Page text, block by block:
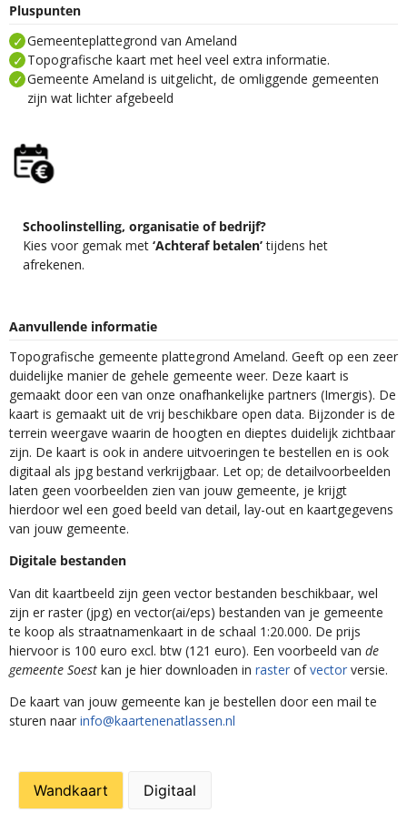
Pluspunten
Gemeenteplattegrond van Ameland
Topografische kaart met heel veel extra informatie.
Gemeente Ameland is uitgelicht, de omliggende gemeenten
zijn wat lichter afgebeeld
Schoolinstelling, organisatie of bedrijf?
Kies voor gemak met ‘Achteraf betalen’tijdens het
afrekenen.
Aanvullende informatie
Topografische gemeente plattegrond Ameland. Geeft op een zeer
duidelijke manier de gehele gemeente weer. Deze kaart is
gemaakt door een van onze onafhankelijke partners (Imergis). De
kaart is gemaakt uit de vrij beschikbare open data. Bijzonder is de
terrein weergave waarin de hoogten en dieptes duidelijk zichtbaar
zijn. De kaart is ook in andere uitvoeringen te bestellen en is ook
digitaal als jpg bestand verkrijgbaar. Let op; de detailvoorbeelden
laten geen voorbeelden zien van jouw gemeente, je krijgt
hierdoor wel een goed beeld van detail, lay-out en kaartgegevens
van jouw gemeente.
Digitale bestanden
Van dit kaartbeeld zijn geen vector bestanden beschikbaar, wel
zijn er raster (jpg) en vector(ai/eps) bestanden van je gemeente
te koop als straatnamenkaart in de schaal 1:20.000. De prijs
hiervoor is 100 euro excl. btw (121 euro). Een voorbeeld van de
gemeente Soest kan je hier downloaden in raster ofvector versie.
De kaart van jouw gemeente kan je bestellen door een mail te
sturen naar info@kaartenenatlassen.nl
Wandkaart Digitaal